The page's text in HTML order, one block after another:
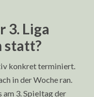
3. Liga
statt?
konkret terminiert.
in der Woche ran.
3. Spieltag der